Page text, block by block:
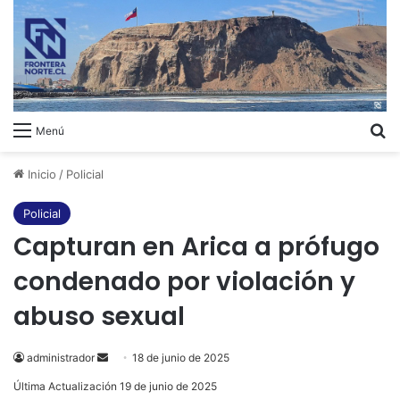
Menú
Inicio / Policial
Policial
Capturan en Arica a prófugo
condenado por violación y
abuso sexual
administrador
Send
an
18 de junio de 2025
Última Actualización 19 de junio de 2025